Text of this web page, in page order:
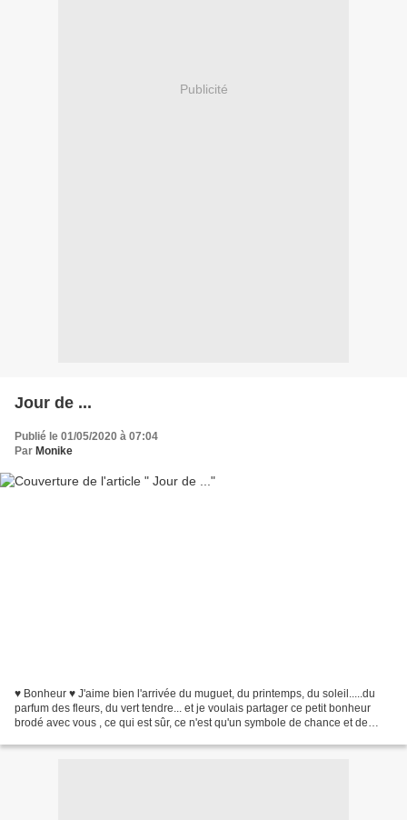
Publicité
Jour de ...
Publié le 01/05/2020 à 07:04
Par Monike
♥ Bonheur ♥ J'aime bien l'arrivée du muguet, du printemps, du soleil.....du
parfum des fleurs, du vert tendre... et je voulais partager ce petit bonheur
brodé avec vous , ce qui est sûr, ce n'est qu'un symbole de chance et de